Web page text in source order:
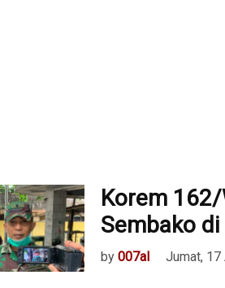
Korem 162/
Sembako
by 007al Jumat, 17